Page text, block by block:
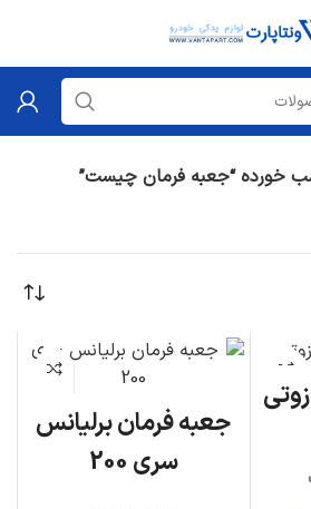
خورده “جعبه فرمان چیست”
جعبه فرمان برلیانس
سری 200